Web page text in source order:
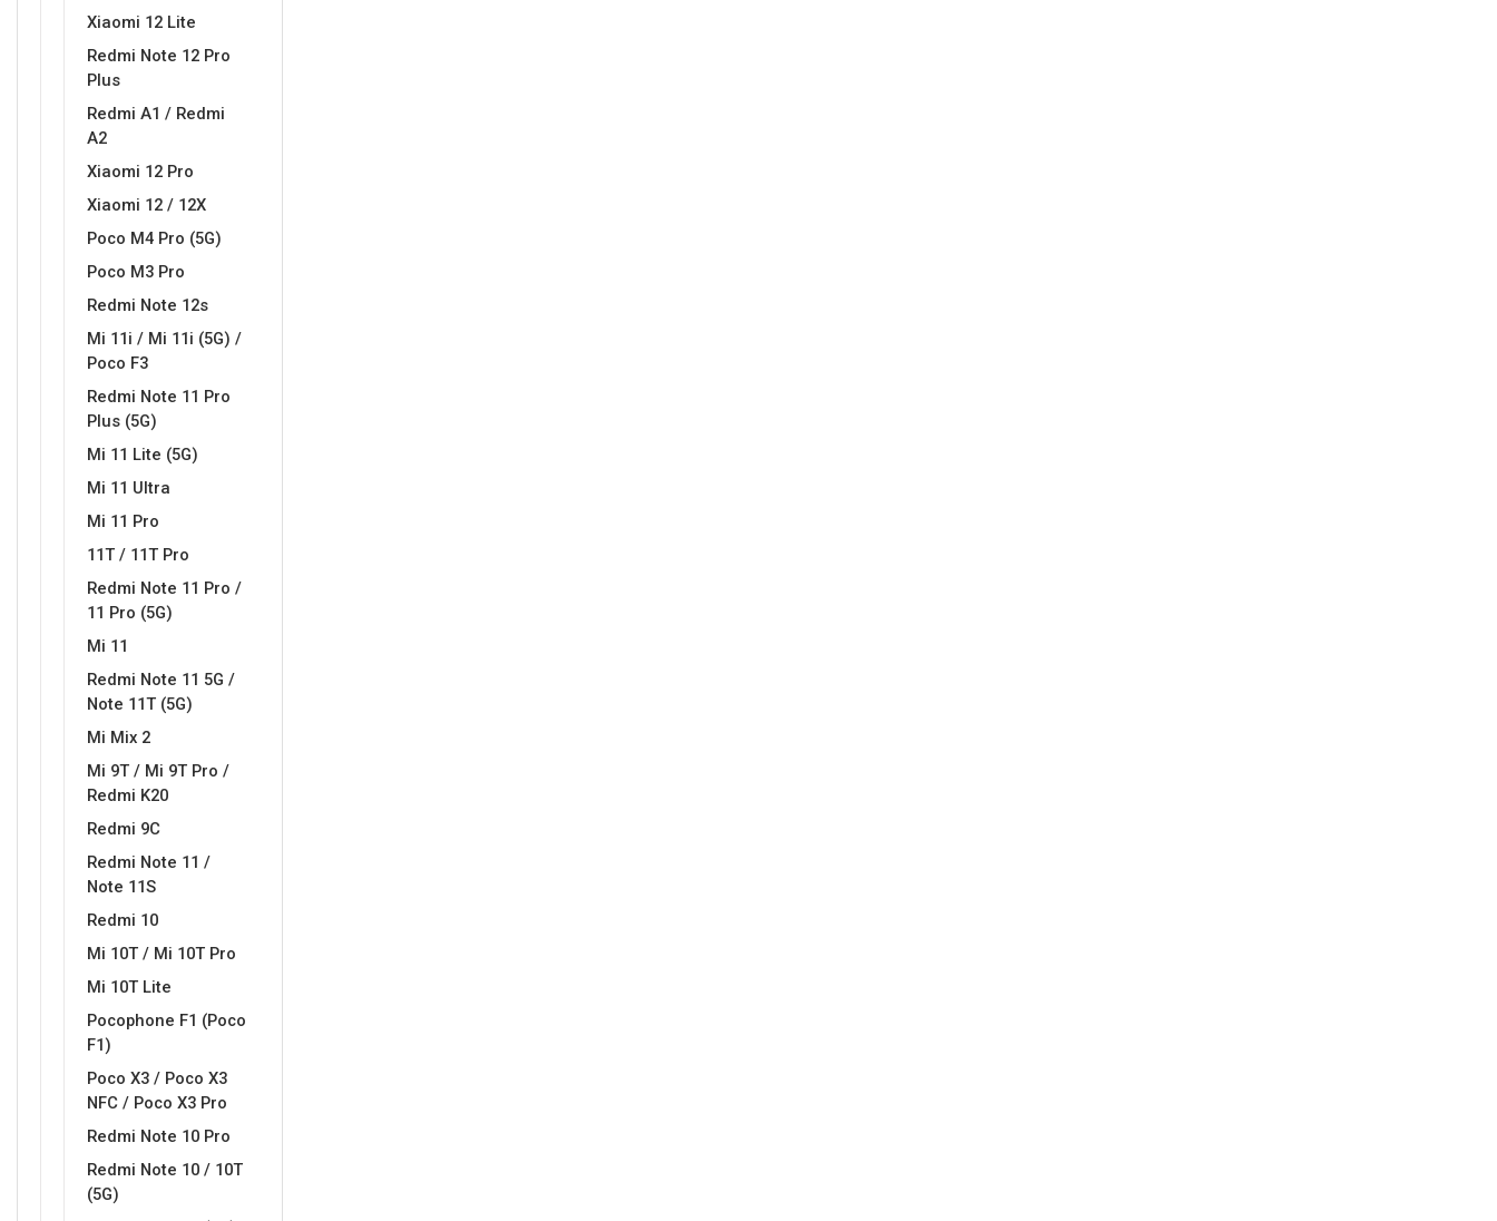
Xiaomi 12 Lite
Redmi Note 12 Pro
Plus
Redmi A1 / Redmi
A2
Xiaomi 12 Pro
Xiaomi 12 / 12X
Poco M4 Pro (5G)
Poco M3 Pro
Redmi Note 12s
Mi 11i / Mi 11i (5G) /
Poco F3
Redmi Note 11 Pro
Plus (5G)
Mi 11 Lite (5G)
Mi 11 Ultra
Mi 11 Pro
11T / 11T Pro
Redmi Note 11 Pro /
11 Pro (5G)
Mi 11
Redmi Note 11 5G /
Note 11T (5G)
Mi Mix 2
Mi 9T / Mi 9T Pro /
Redmi K20
Redmi 9C
Redmi Note 11 /
Note 11S
Redmi 10
Mi 10T / Mi 10T Pro
Mi 10T Lite
Pocophone F1 (Poco
F1)
Poco X3 / Poco X3
NFC / Poco X3 Pro
Redmi Note 10 Pro
Redmi Note 10 / 10T
(5G)
Mandale / Cvjetni motivi
MarbleMania
Crtani filmovi
Obiteljski motivi